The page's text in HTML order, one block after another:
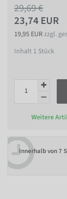
29,69 €
23,74 EUR
19,95 EURzzgl.
Inhalt 1 Stück
Weitere
Innerhalb von7